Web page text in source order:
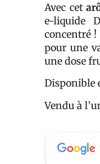
Avec cet
e-liquide
concentré !
pour une
une dose
Disponible
Vendu à